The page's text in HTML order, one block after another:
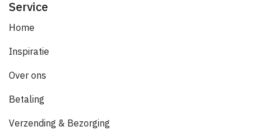
Service
Home
Inspiratie
Over ons
Betaling
Verzending & Bezorging